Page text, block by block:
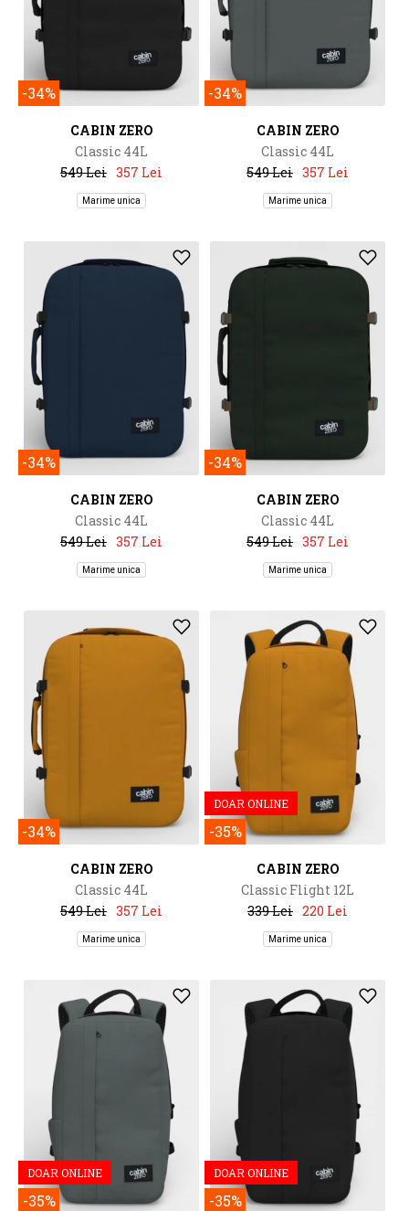
-34%
CABIN ZERO
Classic 44L
549 Lei 357 Lei
Marime unica
-34%
CABIN ZERO
Classic 44L
549 Lei 357 Lei
Marime unica
-34%
CABIN ZERO
Classic 44L
549 Lei 357 Lei
Marime unica
-34%
CABIN ZERO
Classic 44L
549 Lei 357 Lei
Marime unica
-34%
CABIN ZERO
Classic 44L
549 Lei 357 Lei
Marime unica
DOAR ONLINE
-35%
CABIN ZERO
Classic Flight 12L
339 Lei 220 Lei
Marime unica
DOAR ONLINE
-35%
DOAR ONLINE
-35%